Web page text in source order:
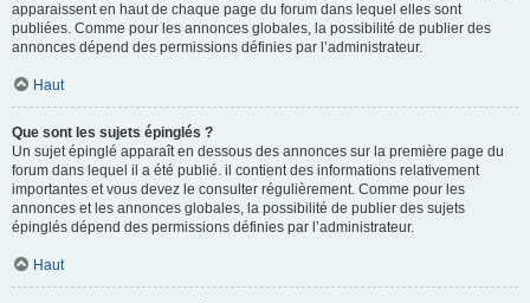
apparaissent en haut de chaque page du forum dans lequel elles sont
publiées. Comme pour les annonces globales, la possibilité de publier des
annonces dépend des permissions définies par l’administrateur.
Haut
Que sont les sujets épinglés ?
Un sujet épinglé apparaît en dessous des annonces sur la première page du
forum dans lequel il a été publié. il contient des informations relativement
importantes et vous devez le consulter régulièrement. Comme pour les
annonces et les annonces globales, la possibilité de publier des sujets
épinglés dépend des permissions définies par l’administrateur.
Haut